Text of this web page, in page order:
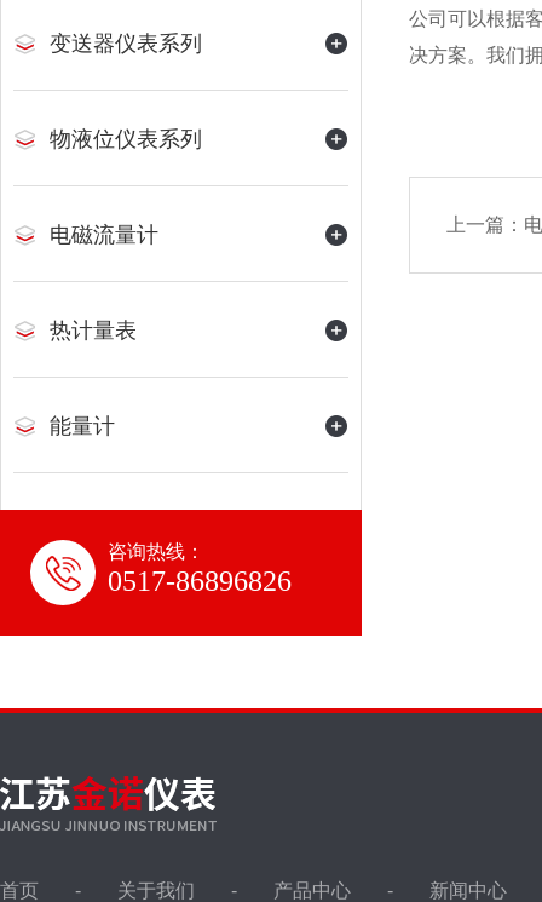
变送器仪表系列
物液位仪表系列
电磁流量计
热计量表
能量计
咨询热线：
0517-86896826
公司可以根据
决方案。我们
上一篇：
首页 关于我们 产品中心 新闻中心